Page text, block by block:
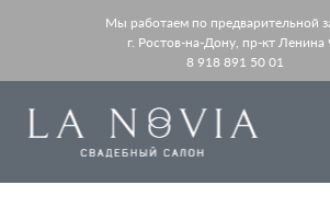
Мы работаем по предварительной
г. Ростов-на-Дону, пр-кт Ленина
8 918 891 50 01